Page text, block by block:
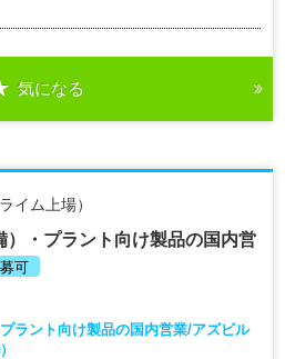
気になる
イム上場）
）・プラント向け製品の国内営
可
ラント向け製品の国内営業/アズビル